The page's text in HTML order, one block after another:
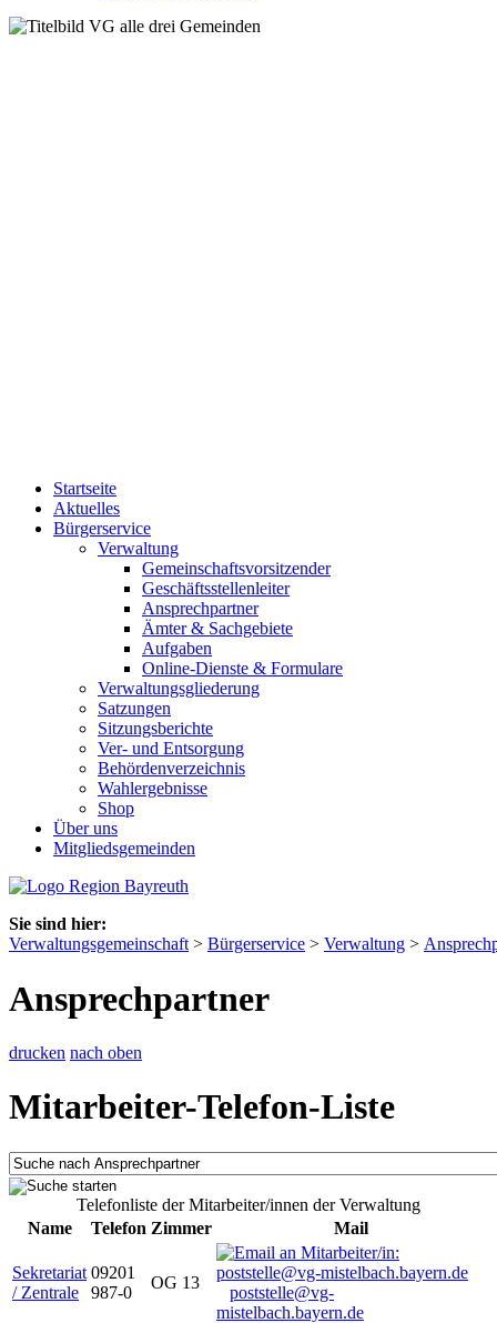
Startseite
Aktuelles
Bürgerservice
Verwaltung
Gemeinschaftsvorsitzender
Geschäftsstellenleiter
Ansprechpartner
Ämter & Sachgebiete
Aufgaben
Online-Dienste & Formulare
Verwaltungsgliederung
Satzungen
Sitzungsberichte
Ver- und Entsorgung
Behördenverzeichnis
Wahlergebnisse
Shop
Über uns
Mitgliedsgemeinden
Sie sind hier:
Verwaltungsgemeinschaft > Bürgerservice > Verwaltung >
Ansprechpartner
drucken nach oben
Mitarbeiter-Telefon-Liste
Telefonliste der Mitarbeiter/innen der Verwaltung
Name
Telefon Zimmer Mail
Sekretariat
/ Zentrale
09201
987-0
OG 13
poststelle@vg-
mistelbach.bayern.de